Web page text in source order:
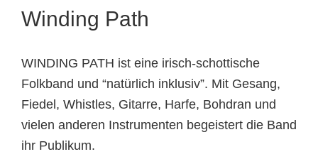
Winding Path
WINDING PATH ist eine irisch-schottische
Folkband und “natürlich inklusiv”. Mit Gesang,
Fiedel, Whistles, Gitarre, Harfe, Bohdran und
vielen anderen Instrumenten begeistert die Band
ihr Publikum.